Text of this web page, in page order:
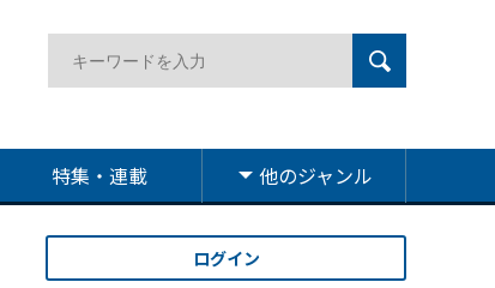
特集・連載 他のジャンル
ログイン